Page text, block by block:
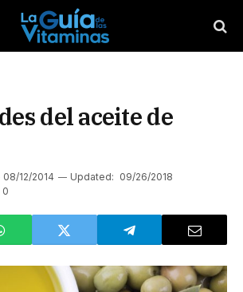
del aceite de
08/12/2014 Updated: 09/26/2018
0